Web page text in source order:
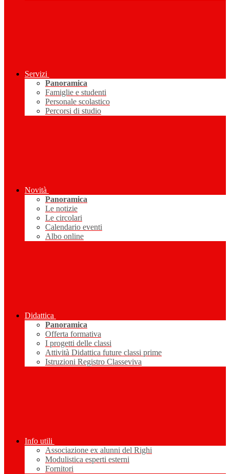
Servizi
Panoramica
Famiglie e studenti
Personale scolastico
Percorsi di studio
Novità
Panoramica
Le notizie
Le circolari
Calendario eventi
Albo online
Didattica
Panoramica
Offerta formativa
I progetti delle classi
Attività Didattica future classi prime
Istruzioni Registro Classeviva
Info utili
Associazione ex alunni del Righi
Modulistica esperti esterni
Fornitori